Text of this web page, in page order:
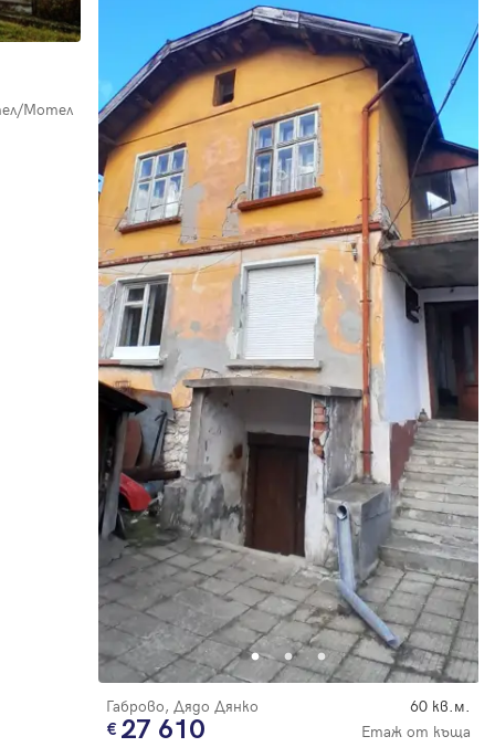
Мотел
Габрово, Дядо Дянко 60 кв.м.
27 610 Етаж от къща